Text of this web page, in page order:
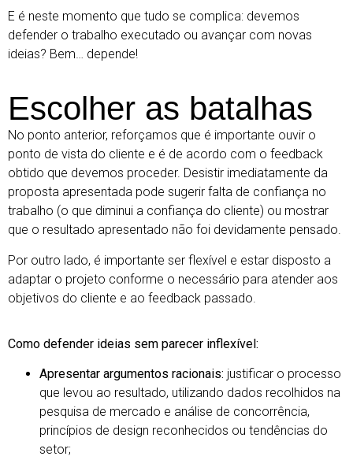
E é neste momento que tudo se complica: devemos
defender o trabalho executado ou avançar com novas
ideias? Bem… depende!
Escolher as batalhas
No ponto anterior, reforçamos que é importante ouvir o
ponto de vista do cliente e é de acordo com o feedback
obtido que devemos proceder. Desistir imediatamente da
proposta apresentada pode sugerir falta de confiança no
trabalho (o que diminui a confiança do cliente) ou mostrar
que o resultado apresentado não foi devidamente pensado.
Por outro lado, é importante ser flexível e estar disposto a
adaptar o projeto conforme o necessário para atender aos
objetivos do cliente e ao feedback passado.
Como defender ideias sem parecer inflexível:
Apresentar argumentos racionais: justificar o processo
que levou ao resultado, utilizando dados recolhidos na
pesquisa de mercado e análise de concorrência,
princípios de design reconhecidos ou tendências do
setor;